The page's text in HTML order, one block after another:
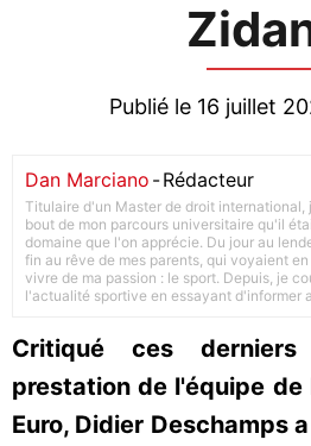
Publié le 16 juillet
Dan Marciano -Rédacteur
Titulaire d'un Master de droit international,
bout de mon parcours universitaire qu'il
domaine que l'on apprécie. Du jour au
fin au rêve de mes parents, qui voyaient
vivre de ma passion : le sport. Depuis, je
l'actualité sportive en essayant d'informer
Critiqué ces
prestation de l'équipe
Euro, Didier Deschamps